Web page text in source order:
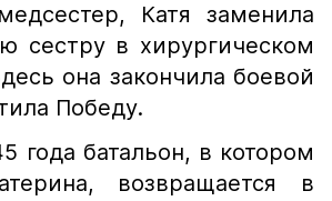
Катя заменила
сестру в хирургическом
она закончила боевой
Победу.
года батальон, в котором
возвращается в